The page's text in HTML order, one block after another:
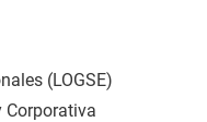
(LOGSE)
Corporativa